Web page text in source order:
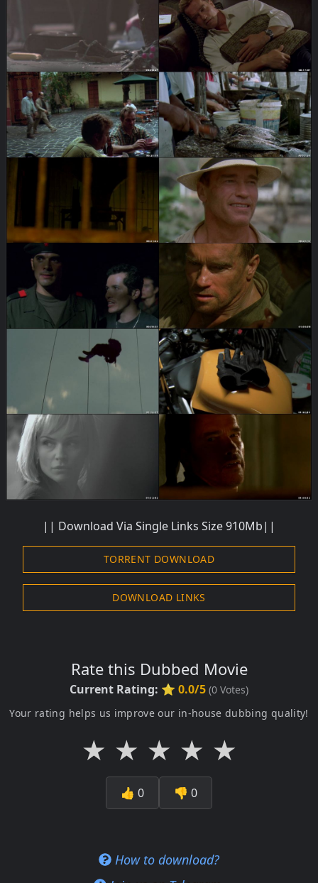
|| Download Via Single Links Size 910Mb||
TORRENT DOWNLOAD
DOWNLOAD LINKS
Rate this Dubbed Movie
Current Rating: ⭐ 0.0/5 (0 Votes)
Your rating helps us improve our in-house dubbing quality!
★ ★ ★ ★ ★
👍 0 👎 0
How to download?